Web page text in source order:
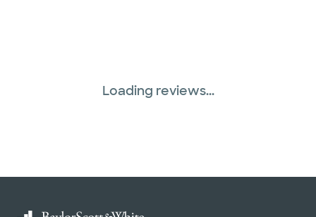
Loading reviews...